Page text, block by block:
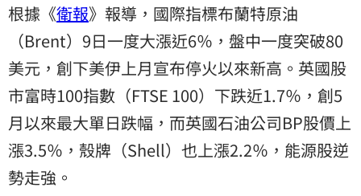
根據《衛報》報導，國際指標布蘭特原油
（Brent）9日一度大漲近6％，盤中一度突破80
美元，創下美伊上月宣布停火以來新高。英國股
市富時100指數（FTSE 100）下跌近1.7％，創5
月以來最大單日跌幅，而英國石油公司BP股價上
漲3.5％，殼牌（Shell）也上漲2.2％，能源股逆
勢走強。